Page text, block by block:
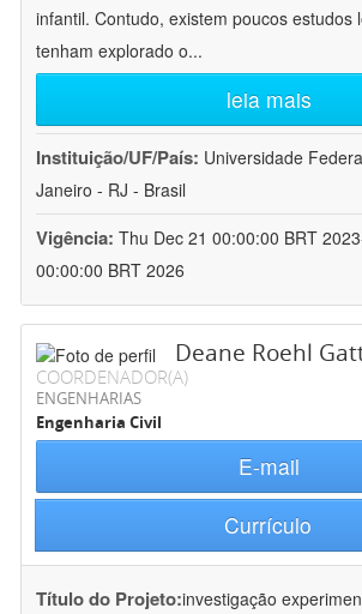
infantil. Contudo, existem poucos estudos
tenham explorado o...
leia mais
Instituição/UF/País: Universidade
Janeiro - RJ - Brasil
Vigência: Thu Dec 21 00:00:00 BRT
00:00:00 BRT 2026
Deane Roehl
COORDENADOR(A)
ENGENHARIAS
Engenharia Civil
E-mail
Currículo
Título do Projeto:investigação